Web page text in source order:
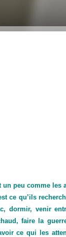
peu comme les
ce qu’ils
dormir, venir
faire la
ce qui les